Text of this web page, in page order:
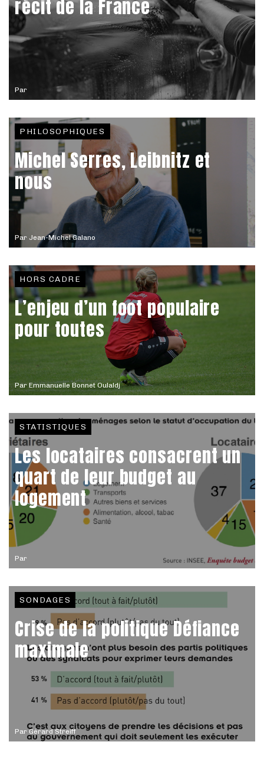
Par
récit de la France
Par Jean-Michel Galano
PHILOSOPHIQUES
Michel Serres, Leibnitz et
nous
ParEmmanuelle Bonnet Oulaldj
HORS CADRE
L’enjeu d’un foot populaire
pour toutes
Par
STATISTIQUES
Les locataires consacrent un
quart de leur budget au
logement
ParGérard Streiff
SONDAGES
Crise de la politique Défiance
maximale